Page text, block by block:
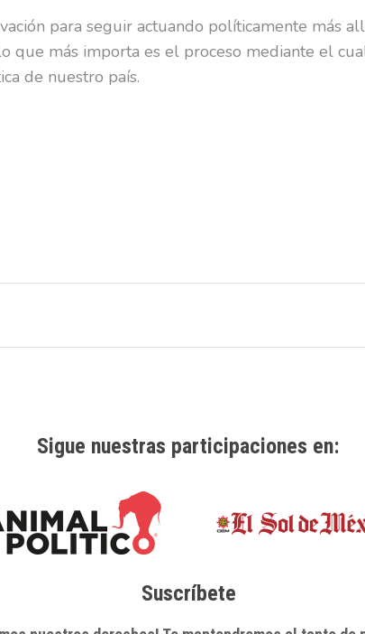
para seguir actuando políticamente más
que más importa es el proceso mediante el
de nuestro país.
Sigue nuestras participaciones en:
Suscríbete